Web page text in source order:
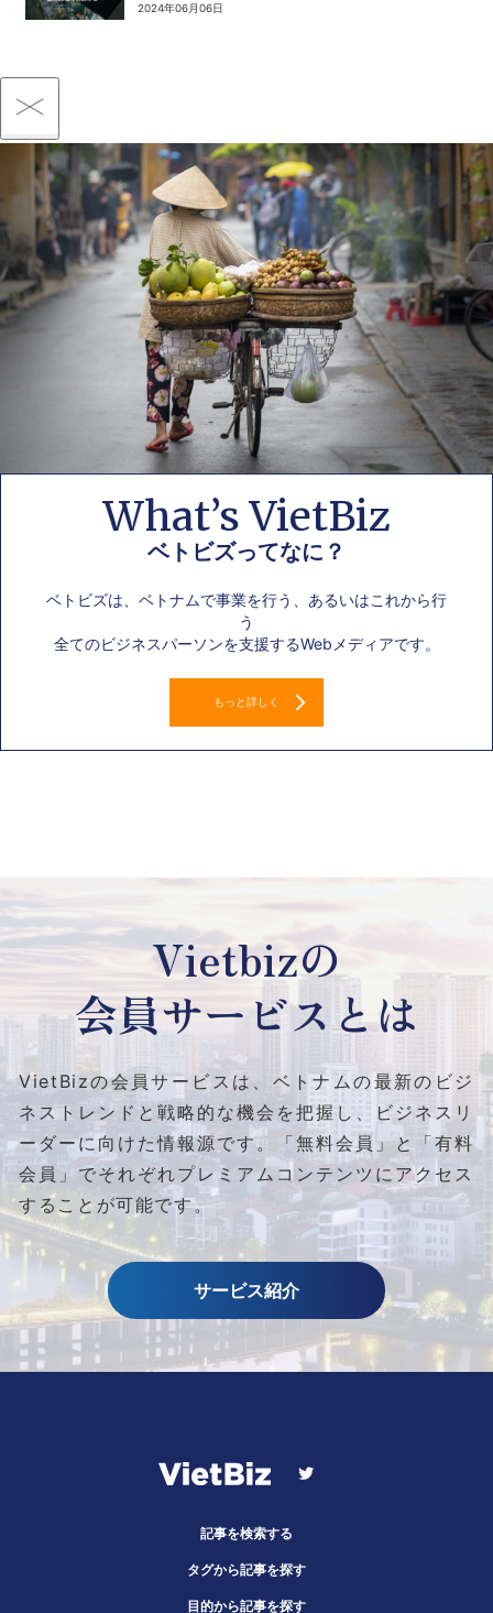
2024年06月06日
What’s VietBiz
ベトビズってなに？
ベトビズは、ベトナムで事業を行う、あるいはこれから行
う
全てのビジネスパーソンを支援するWebメディアです。
もっと詳しく
Vietbizの
会員サービスとは
VietBizの会員サービスは、ベトナムの最新のビジ
ネストレンドと戦略的な機会を把握し、ビジネスリ
ーダーに向けた情報源です。
「無料会員」と「有料
会員」でそれぞれプレミアムコンテンツにアクセス
することが可能です。
サービス紹介
記事を検索する
タグから記事を探す
目的から記事を探す